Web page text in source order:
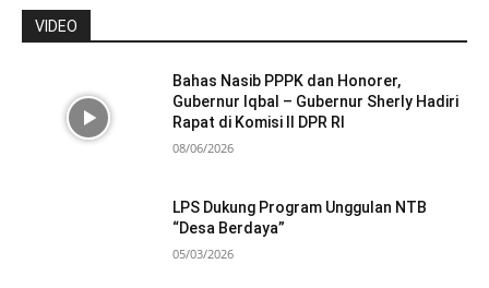
VIDEO
Bahas Nasib PPPK dan Honorer,
Gubernur Iqbal – Gubernur Sherly Hadiri
Rapat di Komisi II DPR RI
08/06/2026
LPS Dukung Program Unggulan NTB
“Desa Berdaya”
05/03/2026